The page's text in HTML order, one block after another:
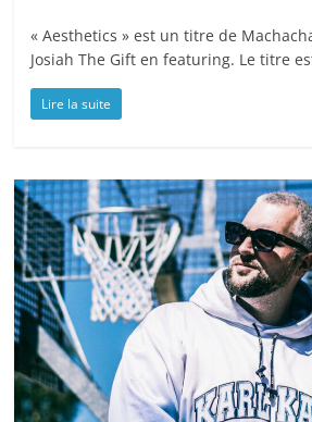
« Aesthetics » est un titre de
Josiah The Gift en featuring. Le titre
Lire la suite